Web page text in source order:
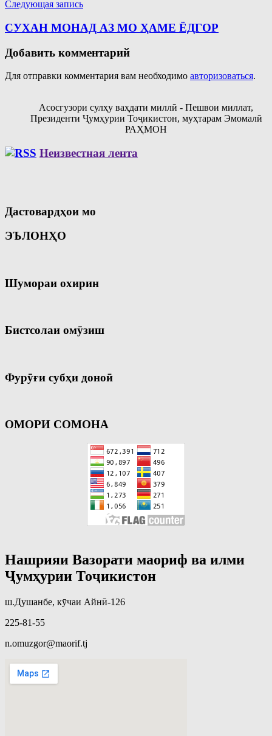
Следующая запись
СУХАН МОНАД АЗ МО ҲАМЕ ЁДГОР
Добавить комментарий
Для отправки комментария вам необходимо авторизоваться.
Асосгузори сулҳу ваҳдати миллӣ - Пешвои миллат,
Президенти Ҷумҳурии Тоҷикистон, муҳтарам Эмомалӣ
РАҲМОН
Неизвестная лента
Дастовардҳои мо
ЭЪЛОНҲО
Шумораи охирин
Бистсолаи омӯзиш
Фурӯғи субҳи доноӣ
ОМОРИ СОМОНА
Нашрияи Вазорати маориф ва илми
Ҷумҳурии Тоҷикистон
ш.Душанбе, кӯчаи Айнӣ-126
225-81-55
n.omuzgor@maorif.tj